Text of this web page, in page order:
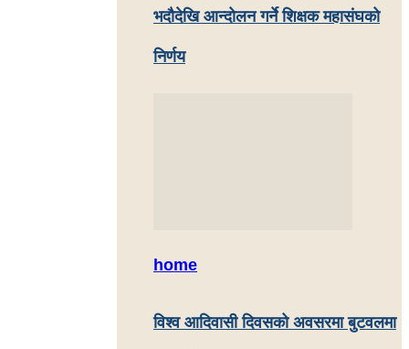
भदौदेखि आन्दोलन गर्ने शिक्षक महासंघको
निर्णय
home
विश्व आदिवासी दिवसको अवसरमा बुटवलमा